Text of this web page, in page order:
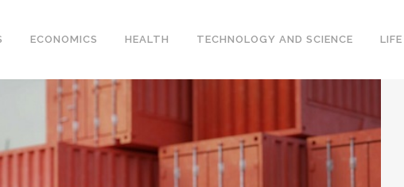
ECONOMICS HEALTH TECHNOLOGY AND SCIENCE